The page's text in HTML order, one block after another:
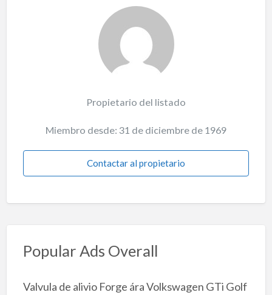
Propietario del listado
Miembro desde: 31 de diciembre de 1969
Contactar al propietario
Popular Ads Overall
Valvula de alivio Forge ára Volkswagen GTi Golf